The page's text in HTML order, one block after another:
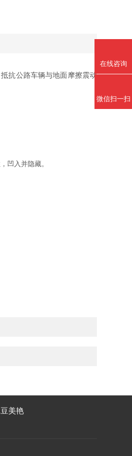
抗公路车辆与地面摩擦震动
凹入并隐藏。
美艳
在线咨询
微信扫一扫